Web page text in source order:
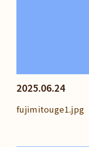
2025.06.24
fujimitouge1.jpg